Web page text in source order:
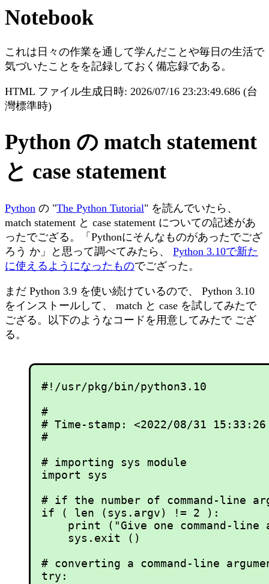
Notebook
これは日々の作業を通して学んだことや毎日の生活で
気づいたことをを記録しておく備忘録である。
HTML ファイル生成日時: 2026/07/16 23:23:49.686 (台
灣標準時)
Python の match statement
と case statement
Python の "The Python Tutorial" を読んでいたら、
match statement と case statement についての記述があ
ったでござる。「Pythonにそんなものがあったでござ
ろう か」と思って調べてみたら、 Python 3.10で新た
に使えるようになったものでござった。
まだ Python 3.9 を使い続けているので、 Python 3.10
をインストールして、 match と case を試してみたで
ござる。以下のようなコードを用意してみたで ござ
る。
#!/usr/pkg/bin/python3.10
#
# Time-stamp: <2022/08/31
#
# importing sys module
import sys
# if the number of command-line
if ( len (sys.argv) != 2 ):
print ("Give one command-line
    sys.exit ()
# converting a command-line
try: